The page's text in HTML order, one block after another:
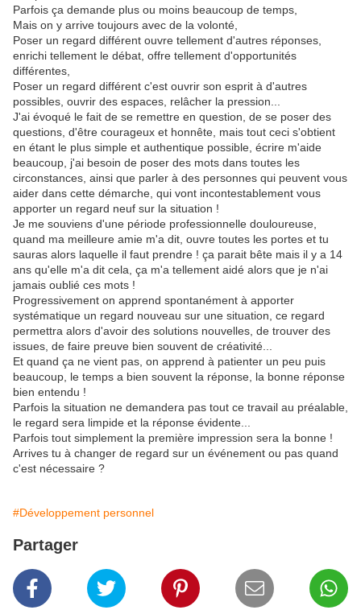
Parfois ça demande plus ou moins beaucoup de temps,
Mais on y arrive toujours avec de la volonté,
Poser un regard différent ouvre tellement d'autres réponses,
enrichi tellement le débat, offre tellement d'opportunités
différentes,
Poser un regard différent c'est ouvrir son esprit à d'autres
possibles, ouvrir des espaces, relâcher la pression...
J'ai évoqué le fait de se remettre en question, de se poser des
questions, d'être courageux et honnête, mais tout ceci s'obtient
en étant le plus simple et authentique possible, écrire m'aide
beaucoup, j'ai besoin de poser des mots dans toutes les
circonstances, ainsi que parler à des personnes qui peuvent vous
aider dans cette démarche, qui vont incontestablement vous
apporter un regard neuf sur la situation !
Je me souviens d'une période professionnelle douloureuse,
quand ma meilleure amie m'a dit, ouvre toutes les portes et tu
sauras alors laquelle il faut prendre ! ça parait bête mais il y a 14
ans qu'elle m'a dit cela, ça m'a tellement aidé alors que je n'ai
jamais oublié ces mots !
Progressivement on apprend spontanément à apporter
systématique un regard nouveau sur une situation, ce regard
permettra alors d'avoir des solutions nouvelles, de trouver des
issues, de faire preuve bien souvent de créativité...
Et quand ça ne vient pas, on apprend à patienter un peu puis
beaucoup, le temps a bien souvent la réponse, la bonne réponse
bien entendu !
Parfois la situation ne demandera pas tout ce travail au préalable,
le regard sera limpide et la réponse évidente...
Parfois tout simplement la première impression sera la bonne !
Arrives tu à changer de regard sur un événement ou pas quand
c'est nécessaire ?
#Développement personnel
Partager